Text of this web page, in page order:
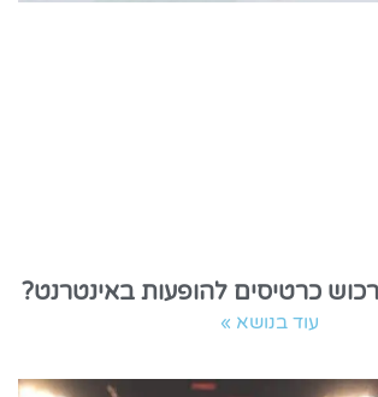
כרטיסים להופעות באינטרנט?
עוד בנושא »